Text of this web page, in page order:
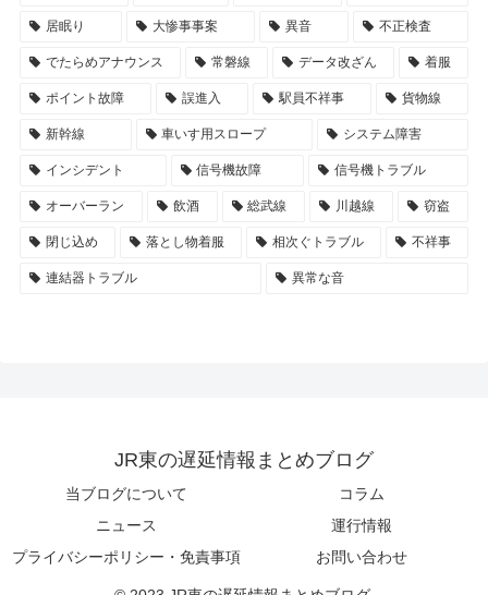
居眠り 大惨事事案 異音 不正検査
でたらめアナウンス 常磐線 データ改ざん 着服
ポイント故障 誤進入 駅員不祥事 貨物線
新幹線 車いす用スロープ システム障害
インシデント 信号機故障 信号機トラブル
オーバーラン 飲酒 総武線 川越線 窃盗
閉じ込め 落とし物着服 相次ぐトラブル 不祥事
連結器トラブル 異常な音
JR東の遅延情報まとめブログ
当ブログについて
コラム
ニュース
運行情報
プライバシーポリシー・免責事項
お問い合わせ